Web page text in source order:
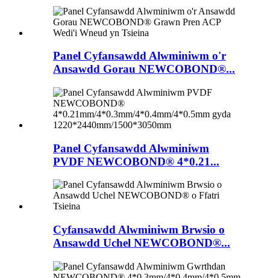
Panel Cyfansawdd Alwminiwm o'r
Ansawdd Gorau NEWCOBOND®...
Panel Cyfansawdd Alwminiwm
PVDF NEWCOBOND® 4*0.21...
Cyfansawdd Alwminiwm Brwsio o
Ansawdd Uchel NEWCOBOND®...